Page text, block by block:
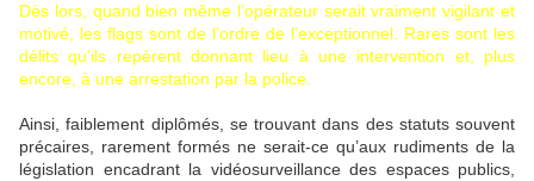
Dès lors, quand bien même l’opérateur serait vraiment vigilant et
motivé, les flags sont de l’ordre de l’exceptionnel. Rares sont les
délits qu’ils repèrent donnant lieu à une intervention et, plus
encore, à une arrestation par la police.
Ainsi, faiblement diplômés, se trouvant dans des statuts souvent
précaires, rarement formés ne serait-ce qu’aux rudiments de la
législation encadrant la vidéosurveillance des espaces publics,